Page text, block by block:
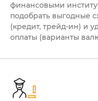
финансовыми
подобрать выгодные
(кредит, трейд-ин) и
оплаты (варианты